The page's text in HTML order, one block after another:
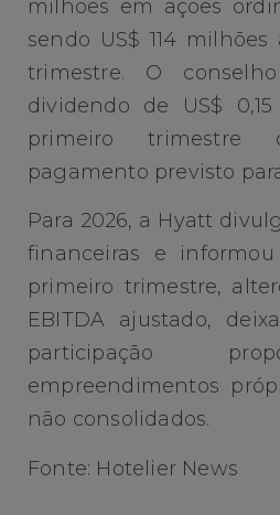
milhões em ações
sendo US$ 114
trimestre. O
dividendo de US$
primeiro trimestre
pagamento previsto
Para 2026, a Hyatt
financeiras e
primeiro trimestre,
EBITDA ajustado,
participação
empreendimentos
não consolidados.
Fonte: Hotelier News